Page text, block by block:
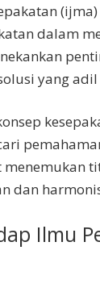
dalam
yang
dan
Ilmu